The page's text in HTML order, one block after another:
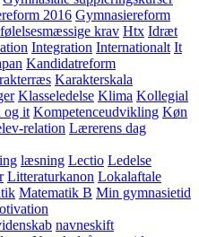
2016 Gymnasiereform
krav Htx Idræt
Integration Internationalt It
Kandidatreform
Karakterskala
Klasseledelse Klima Kollegial
og it Kompetenceudvikling Køn
relation Lærerens dag
læsning Lectio Ledelse
Litteraturkanon Lokalaftale
Matematik B Min gymnasietid
navneskift